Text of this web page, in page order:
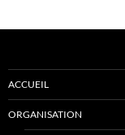
ACCUEIL
ORGANISATION